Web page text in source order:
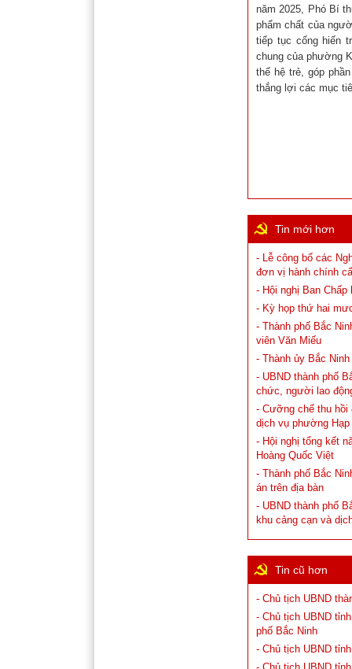
năm 2025, Phó Bí
phẩm chất của
tiếp tục cống hiến
chung của phường
thế hệ trẻ, góp
thắng lợi các mục
Tin mới hơn
- Lễ công bố các
đơn vị hành chính
- Hội nghị Ban Chấp
- Kỳ họp thứ hai
- Thành phố Bắc
viên Văn Miếu
- Thành ủy Bắc
- UBND thành phố
chức, người lao
- Cưỡng chế thu
dịch vụ phường Hạp
- Hội nghị tổng kết
Hoàng Quốc Việt
- Thành phố Bắc
án trên địa bàn
- UBND thành phố
khu cảng cạn và
Tin cũ hơn
- Chủ tịch UBND
- Chủ tịch UBND
phố Bắc Ninh
- Chủ tịch UBND